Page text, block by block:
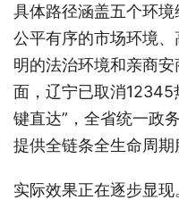
具体路径涵盖五个环境
公平有序的市场环境
明的法治环境和亲商
面，辽宁已取消12345
键直达”，全省统一政
提供全链条全生命周期
实际效果正在逐步显